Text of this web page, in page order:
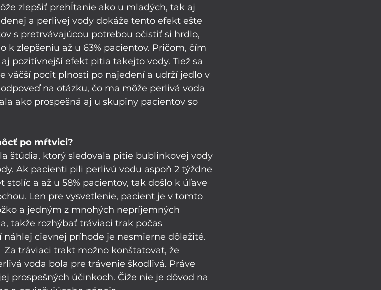
zlepšiť prehĺtanie ako u mladých, tak aj
a perlivej vody dokáže tento efekt ešte
s pretrvávajúcou potrebou očistiť si hrdlo,
k zlepšeniu až u 63% pacientov. Pričom, čím
pozitívnejší efekt pitia takejto vody. Tiež sa
väčší pocit plnosti po najedení a udrží jedlo v
na otázku, čo ma môže perlivá voda
ako prospešná aj u skupiny pacientov so
po mŕtvici?
štúdia, ktorý sledovala pitie bublinkovej vody
Ak pacienti pili perlivú vodu aspoň 2 týždne
stolíc a až u 58% pacientov, tak došlo k úľave
Len pre vysvetlenie, pacient je v tomto
a jedným z mnohých nepríjemných
takže rozhýbať tráviaci trak počas
cievnej príhode je nesmierne dôležité.
tráviaci trakt možno konštatovať, že
voda bola pre trávenie škodlivá. Práve
prospešných účinkoch. Čiže nie je dôvod na